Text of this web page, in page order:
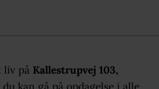
liv på Kallestrupvej 103,